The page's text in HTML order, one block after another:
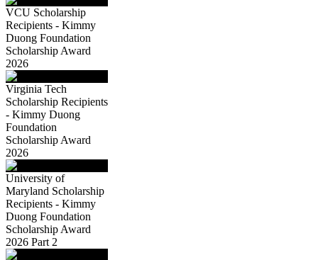
VCU Scholarship
Recipients - Kimmy
Duong Foundation
Scholarship Award
2026
Virginia Tech
Scholarship Recipients
- Kimmy Duong
Foundation
Scholarship Award
2026
University of
Maryland Scholarship
Recipients - Kimmy
Duong Foundation
Scholarship Award
2026 Part 2